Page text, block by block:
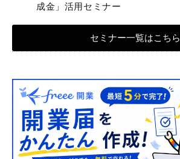
成金」活用セミナー
セミナー一覧はこちら